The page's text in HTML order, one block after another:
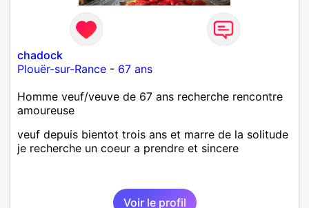
chadock
Plouër-sur-Rance - 67 ans
Homme veuf/veuve de 67 ans recherche rencontre
amoureuse
veuf depuis bientot trois ans et marre de la solitude
je recherche un coeur a prendre et sincere
Voir le profil